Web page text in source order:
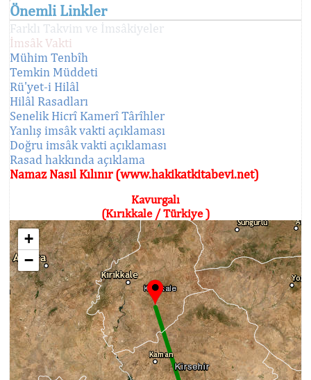
Önemli Linkler
Farklı Takvim ve İmsâkiyeler
İmsâk Vakti
Mühim Tenbîh
Temkin Müddeti
Rü'yet-i Hilâl
Hilâl Rasadları
Senelik Hicrî Kamerî Târîhler
Yanlış imsâk vakti açıklaması
Doğru imsâk vakti açıklaması
Rasad hakkında açıklama
Namaz Nasıl Kılınır (www.hakikatkitabevi.net)
Kavurgalı
(Kırıkkale / Türkiye )
+
−